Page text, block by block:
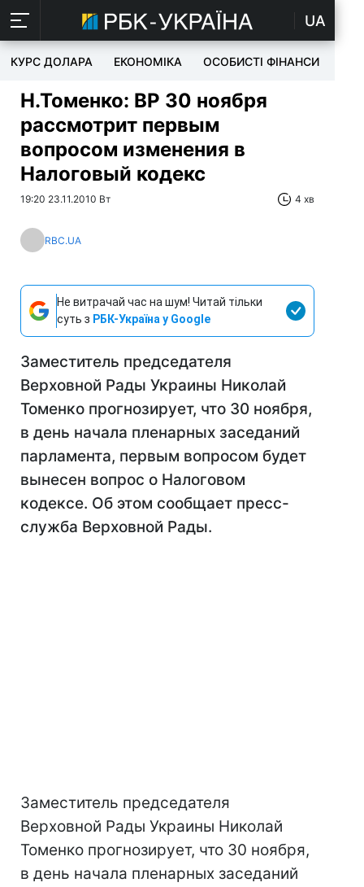
UA
КУРС ДОЛАРА ЕКОНОМІКА ОСОБИСТІ ФІНАНСИ
Н.Томенко: ВР 30 ноября
рассмотрит первым
вопросом изменения в
Налоговый кодекс
19:20 23.11.2010 Вт 4 хв
RBC.UA
Не витрачай час на шум! Читай тільки
суть з РБК-Україна у Google
Заместитель председателя
Верховной Рады Украины Николай
Томенко прогнозирует, что 30 ноября,
в день начала пленарных заседаний
парламента, первым вопросом будет
вынесен вопрос о Налоговом
кодексе. Об этом сообщает пресс-
служба Верховной Рады.
Заместитель председателя
Верховной Рады Украины Николай
Томенко прогнозирует, что 30 ноября,
в день начала пленарных заседаний